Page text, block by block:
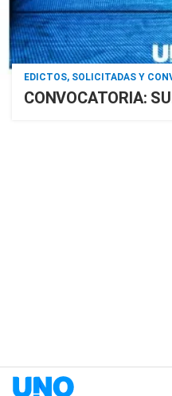
EDICTOS, SOLICITADAS Y
CONVOCATORIA: